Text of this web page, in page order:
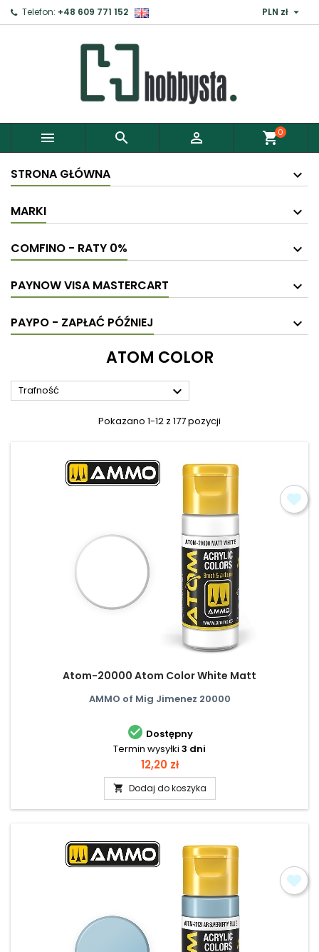
Telefon: +48 609 771 152 PLN zł 
   shopping_cart0
STRONA GŁÓWNA
MARKI
COMFINO - RATY 0%
PAYNOW VISA MASTERCART
PAYPO - ZAPŁAĆ PÓŹNIEJ
ATOM COLOR
Trafność 
Pokazano 1-12 z 177 pozycji
Atom-20000 Atom Color White Matt
AMMO of Mig Jimenez 20000
 Dostępny
Termin wysyłki 3 dni
Cena
12,20 zł
 Dodaj do koszyka
Zaloguj ×
Aby zapisać produkty do Schowka, musisz się
Anuluj Zaloguj